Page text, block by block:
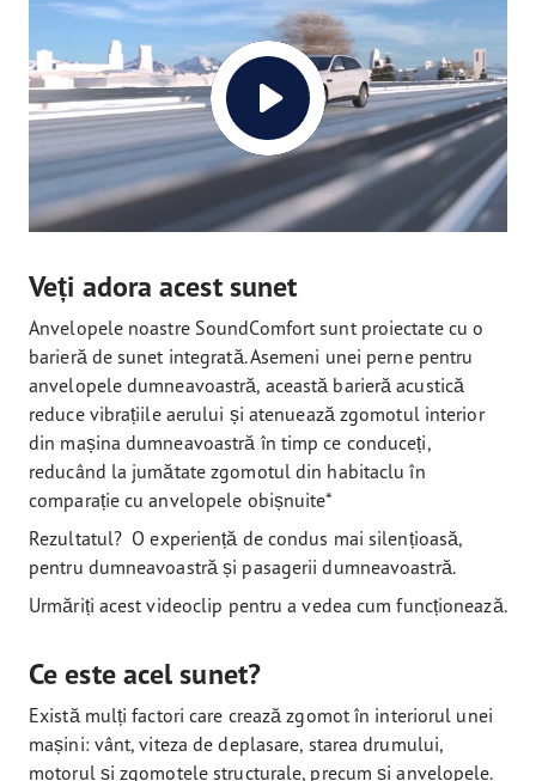
Veți adora acest sunet
Anvelopele noastre SoundComfort sunt proiectate cu o
barieră de sunet integrată. Asemeni unei perne pentru
anvelopele dumneavoastră, această barieră acustică
reduce vibrațiile aerului și atenuează zgomotul interior
din mașina dumneavoastră în timp ce conduceți,
reducând la jumătate zgomotul din habitaclu în
comparație cu anvelopele obișnuite*
Rezultatul? O experiență de condus mai silențioasă,
pentru dumneavoastră și pasagerii dumneavoastră.
Urmăriți acest videoclip pentru a vedea cum funcționează.
Ce este acel sunet?
Există mulți factori care crează zgomot în interiorul unei
mașini: vânt, viteza de deplasare, starea drumului,
motorul și zgomotele structurale, precum și anvelopele.